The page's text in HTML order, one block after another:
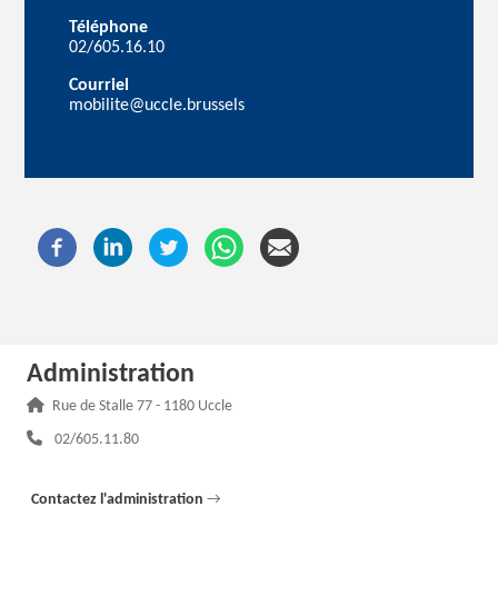
Téléphone
02/605.16.10
Courriel
mobilite@uccle.brussels
Administration
Adresse :
Rue de Stalle 77 - 1180 Uccle
Téléphone :
02/605.11.80
Contactez l'administration →